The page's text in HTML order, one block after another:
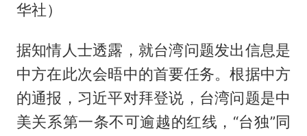
华社）
据知情人士透露，就台湾问题发出信息是
中方在此次会晤中的首要任务。根据中方
的通报，习近平对拜登说，台湾问题是中
美关系第一条不可逾越的红线，“台独”同